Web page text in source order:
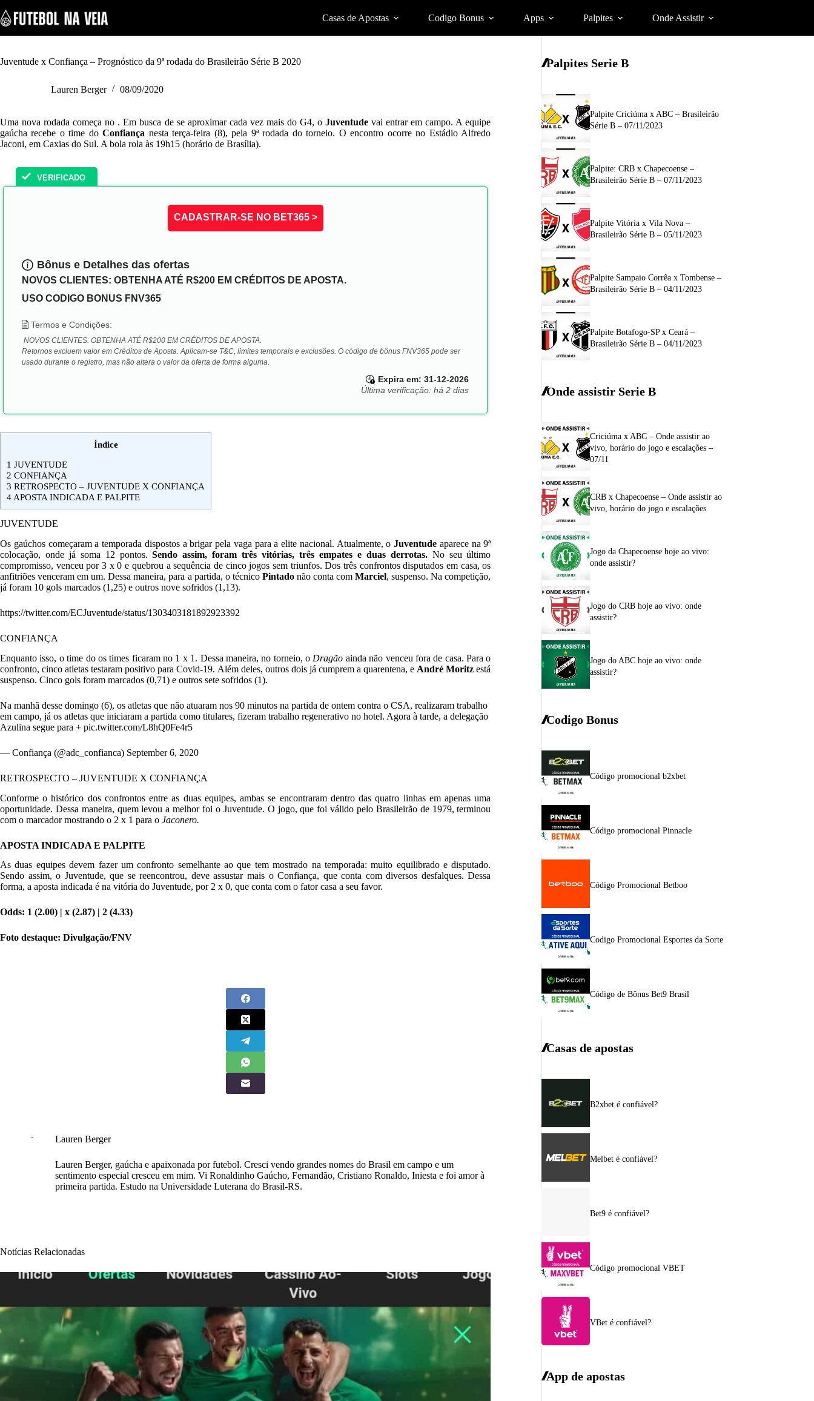
k
i
p
o
n
t
Casas de Apostas Codigo Bonus Apps Palpites Onde Assistir
Juventude x Confiança – Prognóstico da 9ª rodada do Brasileirão Série B 2020
Lauren Berger 08/09/2020
Uma nova rodada começa no . Em busca de se aproximar cada vez mais do G4, oJuventude vai entrar em campo. A equipe
gaúcha recebe o time doConfiança nesta terça-feira (8), pela 9ª rodada do torneio. O encontro ocorre no Estádio Alfredo
Jaconi, em Caxias do Sul. A bola rola às 19h15 (horário de Brasília).
VERIFICADO
CADASTRAR-SE NO BET365 >
Bônus e Detalhes das ofertas
NOVOS CLIENTES: OBTENHA ATÉ R$200 EM CRÉDITOS DE APOSTA.
USO CODIGO BONUS FNV365
Termos e Condições:
NOVOS CLIENTES: OBTENHA ATÉ R$200 EM CRÉDITOS DE APOSTA.
Retornos excluem valor em Créditos de Aposta.Aplicam-se T&C, limites temporais e exclusões. O código de bônus FNV365 pode ser
usado durante o registro, mas não altera o valor da oferta de forma alguma.
Expira em: 31-12-2026
Última verificação: há 2 dias
Índice
1 JUVENTUDE
2 CONFIANÇA
3 RETROSPECTO – JUVENTUDE X CONFIANÇA
4 APOSTA INDICADA E PALPITE
JUVENTUDE
Os gaúchos começaram a temporada dispostos a brigar pela vaga para a elite nacional. Atualmente, oJuventude aparece na 9ª
colocação, onde já soma 12 pontos.Sendo assim, foram três vitórias, três empates e duas derrotas.No seu último
compromisso, venceu por 3 x 0 e quebrou a sequência de cinco jogos sem triunfos. Dos três confrontos disputados em casa, os
anfitriões venceram em um. Dessa maneira, para a partida, o técnico Pintadonão conta comMarciel, suspenso. Na competição,
já foram 10 gols marcados (1,25) e outros nove sofridos (1,13).
https://twitter.com/ECJuventude/status/1303403181892923392
CONFIANÇA
Enquanto isso, o time do os times ficaram no 1 x 1. Dessa maneira, no torneio, o Dragão ainda não venceu fora de casa. Para o
confronto, cinco atletas testaram positivo para Covid-19. Além deles, outros dois já cumprem a quarentena, e André Moritz está
suspenso. Cinco gols foram marcados (0,71) e outros sete sofridos (1).
Na manhã desse domingo (6), os atletas que não atuaram nos 90 minutos na partida de ontem contra o CSA, realizaram trabalho
em campo, já os atletas que iniciaram a partida como titulares, fizeram trabalho regenerativo no hotel. Agora à tarde, a delegação
Azulina segue para + pic.twitter.com/L8hQ0Fe4r5
— Confiança (@adc_confianca) September 6, 2020
RETROSPECTO – JUVENTUDE X CONFIANÇA
Conforme o histórico dos confrontos entre as duas equipes, ambas se encontraram dentro das quatro linhas em apenas uma
oportunidade. Dessa maneira, quem levou a melhor foi o Juventude. O jogo, que foi válido pelo Brasileirão de 1979, terminou
com o marcador mostrando o 2 x 1 para o Jaconero.
APOSTA INDICADA E PALPITE
As duas equipes devem fazer um confronto semelhante ao que tem mostrado na temporada: muito equilibrado e disputado.
Sendo assim, o Juventude, que se reencontrou, deve assustar mais o Confiança, que conta com diversos desfalques. Dessa
forma, a aposta indicada é na vitória do Juventude, por 2 x 0, que conta com o fator casa a seu favor.
Odds: 1 (2.00) | x (2.87) | 2 (4.33)
Foto destaque: Divulgação/FNV
Lauren Berger
Lauren Berger, gaúcha e apaixonada por futebol. Cresci vendo grandes nomes do Brasil em campo e um
sentimento especial cresceu em mim. Vi Ronaldinho Gaúcho, Fernandão, Cristiano Ronaldo, Iniesta e foi amor à
primeira partida. Estudo na Universidade Luterana do Brasil-RS.
Notícias Relacionadas
Palpites Serie B
Palpite Criciúma x ABC – Brasileirão
Série B – 07/11/2023
Palpite: CRB x Chapecoense –
Brasileirão Série B – 07/11/2023
Palpite Vitória x Vila Nova –
Brasileirão Série B – 05/11/2023
Palpite Sampaio Corrêa x Tombense –
Brasileirão Série B – 04/11/2023
Palpite Botafogo-SP x Ceará –
Brasileirão Série B – 04/11/2023
Onde assistir Serie B
Criciúma x ABC – Onde assistir ao
vivo, horário do jogo e escalações –
07/11
CRB x Chapecoense – Onde assistir ao
vivo, horário do jogo e escalações
Jogo da Chapecoense hoje ao vivo:
onde assistir?
Jogo do CRB hoje ao vivo: onde
assistir?
Jogo do ABC hoje ao vivo: onde
assistir?
Codigo Bonus
Código promocional b2xbet
Código promocional Pinnacle
Código Promocional Betboo
Codigo Promocional Esportes da Sorte
Código de Bônus Bet9 Brasil
Casas de apostas
B2xbet é confiável?
Melbet é confiável?
Bet9 é confiável?
Código promocional VBET
VBet é confiável?
App de apostas